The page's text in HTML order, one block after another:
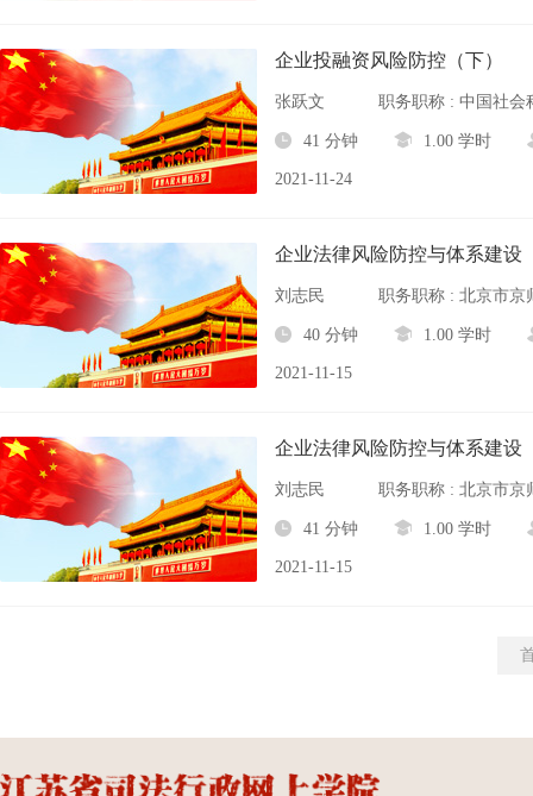
企业投融资风险防控（下）
张跃文 职务职称 : 中国社会
41 分钟 1.00 学时
2021-11-24
企业法律风险防控与体系建设
刘志民
40 分钟 1.00 学时
2021-11-15
企业法律风险防控与体系建设
刘志民
41 分钟 1.00 学时
2021-11-15